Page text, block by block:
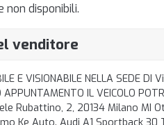
venditore
E VISIONABILE NELLA SEDE
IL VEICOLO
Rubattino, 2, 20134 Milano MI
non disponibili.